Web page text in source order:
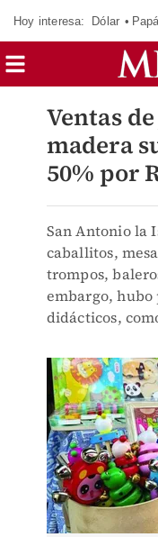
Hoy interesa: Dólar
Ventas
madera
50% por
San Antonio la
caballitos,
trompos,
embargo,
didácticos,